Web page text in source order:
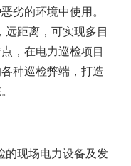
劣的环境中使用。
远距离，可实现多目
，在电力巡检项目
种巡检弊端，打造
现场电力设备及发